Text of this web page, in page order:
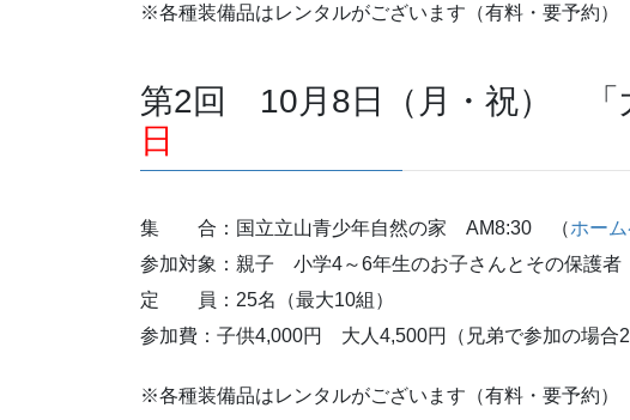
※各種装備品はレンタルがございます（有料・要予約）
第2回 10月8日（月・祝） 「
日
集 合：国立立山青少年自然の家 AM8:30 （ホー
参加対象：親子 小学4～6年生のお子さんとその保護者
定 員：25名（最大10組）
参加費：子供4,000円 大人4,500円（兄弟で参加の場合2
※各種装備品はレンタルがございます（有料・要予約）